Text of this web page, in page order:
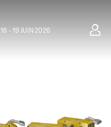
16 - 19 JUIN 2026